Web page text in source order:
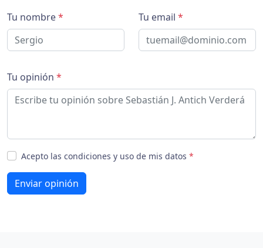
Tu nombre* Tu email *
Tu opinión *
Acepto las condiciones y uso de mis datos *
Enviar opinión